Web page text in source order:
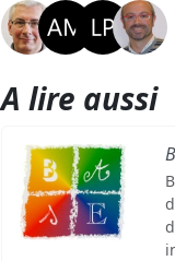
A lire aussi